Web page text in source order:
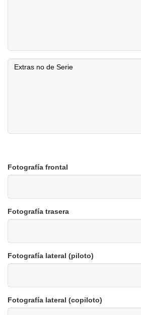
Fotografía frontal
Fotografía trasera
Fotografía lateral (piloto)
Fotografía lateral (copiloto)